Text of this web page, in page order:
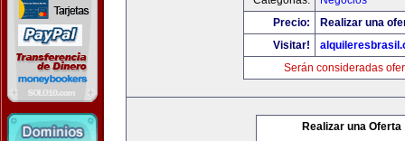
Precio:
Realizar una
Visitar!
Serán consideradas
Realizar una Oferta